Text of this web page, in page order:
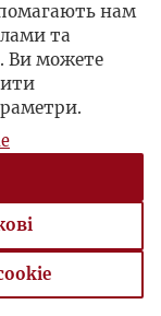
нам
та
Ви можете